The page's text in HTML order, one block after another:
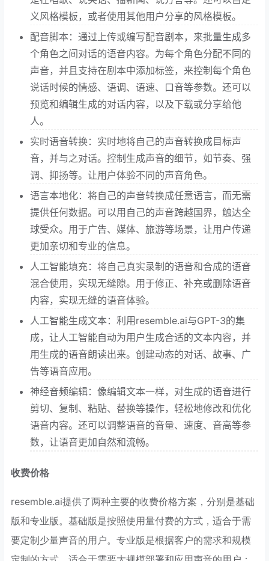
义风格模板，或者使用其他用户分享的风格模板。
配音脚本：通过上传或编写配音剧本，来批量生成多
个角色之间对话的语音内容。为每个角色分配不同的
声音，并且支持在剧本中添加标签，来控制每个角色
说话时候的情感、语调、语速、口音等参数。还可以
预览和编辑生成的对话内容，以及下载或分享给他
人。
实时语音转换：实时地将自己的声音转换成目标声
音，并与之对话。控制生成声音的细节，如节奏、强
调、抑扬等。让用户体验不同的声音角色。
语言本地化：将自己的声音转换成任意语言，而无需
提供任何数据。可以用自己的声音跨越国界，触达全
球受众。用于广告、媒体、旅游等场景，让用户传递
更加亲切和专业的信息。
人工智能填充：将自己真实录制的语音和合成的语音
混合使用，实现无缝隙。用于修正、补充或删除语音
内容，实现无缝的语音体验。
人工智能生成文本：利用resemble.ai与GPT-3的集
成，让人工智能自动为用户生成合适的文本内容，并
用生成的语音朗读出来。创建动态的对话、故事、广
告等语音应用。
神经音频编辑：像编辑文本一样，对生成的语音进行
剪切、复制、粘贴、替换等操作，轻松地修改和优化
语音内容。还可以调整语音的音量、速度、音高等参
数，让语音更加自然和流畅。
收费价格
resemble.ai提供了两种主要的收费价格方案，分别是基础
版和专业版。基础版是按照使用量付费的方式，适合于需
要定制少量声音的用户。专业版是根据客户的需求和规模